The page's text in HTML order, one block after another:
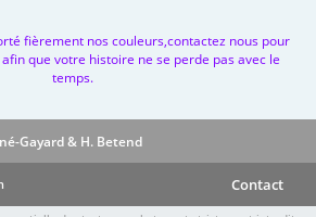
fièrement nos couleurs,contactez nous pour
que votre histoire ne se perde pas avec le
temps.
Gayard & H. Betend
Contact